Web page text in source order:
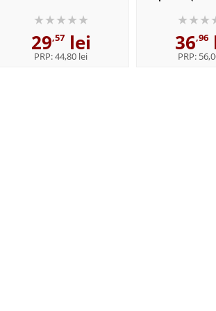
29,57lei
PRP:44,80 lei
36,96
PRP: